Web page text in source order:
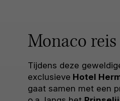
Monaco
Tijdens deze
exclusieve Hotel
gaat samen met een